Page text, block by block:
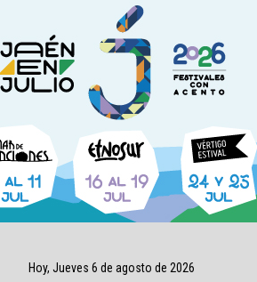
Hoy, Jueves 6 de agosto de 2026